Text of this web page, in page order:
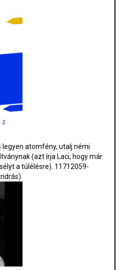
legyen atomfény, utalj némi
(azt írja Laci, hogy már
a túlélésre). 11712059-